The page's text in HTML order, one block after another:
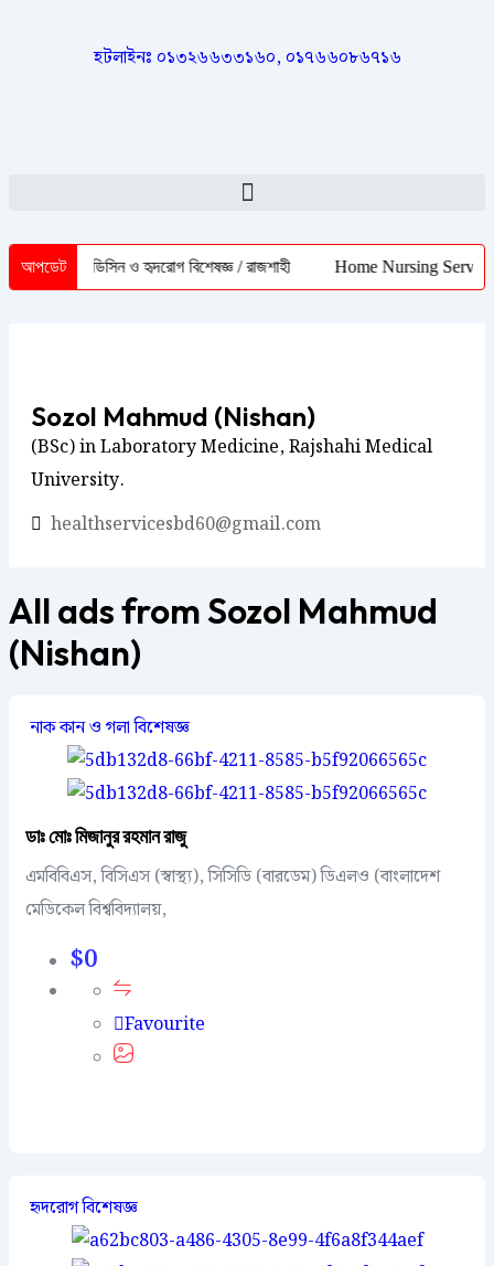
হটলাইনঃ ০১৩২৬৬৩৩১৬০, ০১৭৬৬০৮৬৭১৬
আপডেট
/ মেডিসিন ও হৃদরোগ বিশেষজ্ঞ / রাজশাহী Home Nursing Service
Sozol Mahmud (Nishan)
(BSc) in Laboratory Medicine, Rajshahi Medical
University.
healthservicesbd60@gmail.com
All ads from Sozol Mahmud
(Nishan)
নাক কান ও গলা বিশেষজ্ঞ
ডাঃ মোঃ মিজানুর রহমান রাজু
এমবিবিএস, বিসিএস (স্বাস্থ্য), সিসিডি (বারডেম) ডিএলও (বাংলাদেশ
মেডিকেল বিশ্ববিদ্যালয়,
$0
Favourite
হৃদরোগ বিশেষজ্ঞ